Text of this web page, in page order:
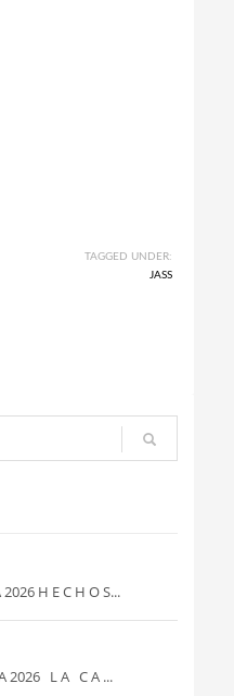
TAGGED UNDER:
JASS
H E C H O S...
2026 L A C A ...